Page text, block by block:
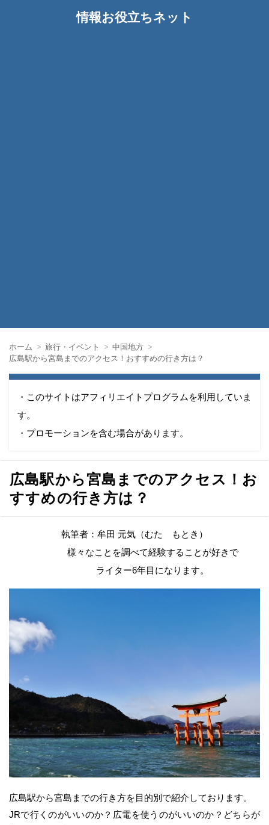
情報お役立ちネット
ホーム 旅行・イベント
中国地方
広島駅から宮島までのアクセス！おすすめの行き方は？
・このサイトはアフィリエイトプログラムを利用していま
す。
・プロモーションを含む場合があります。
広島駅から宮島までのアクセス！お
すすめの行き方は？
執筆者：牟田 元気（むた もとき）
様々なことを調べて経験することが好きで
ライター6年目になります。
広島駅から宮島までの行き方を目的別で紹介しております。
JRで行くのがいいのか？広電を使うのがいいのか？どちらが